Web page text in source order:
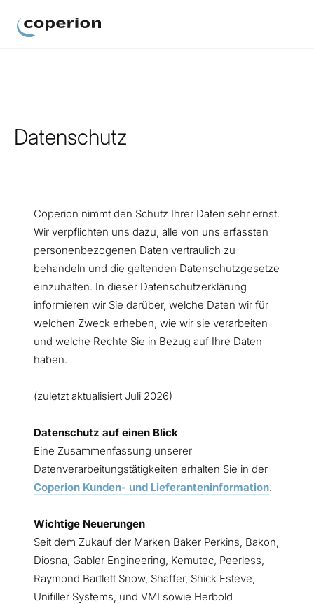
Datenschutz
Coperion nimmt den Schutz Ihrer Daten sehr ernst.
Wir verpflichten uns dazu, alle von uns erfassten
personenbezogenen Daten vertraulich zu
behandeln und die geltenden Datenschutzgesetze
einzuhalten. In dieser Datenschutzerklärung
informieren wir Sie darüber, welche Daten wir für
welchen Zweck erheben, wie wir sie verarbeiten
und welche Rechte Sie in Bezug auf Ihre Daten
haben.
(zuletzt aktualisiert Juli 2026)
Datenschutz auf einen Blick
Eine Zusammenfassung unserer
Datenverarbeitungstätigkeiten erhalten Sie in der
Coperion Kunden- und Lieferanteninformation.
Wichtige Neuerungen
Seit dem Zukauf der Marken Baker Perkins, Bakon,
Diosna, Gabler Engineering, Kemutec, Peerless,
Raymond Bartlett Snow, Shaffer, Shick Esteve,
Unifiller Systems, und VMI sowie Herbold